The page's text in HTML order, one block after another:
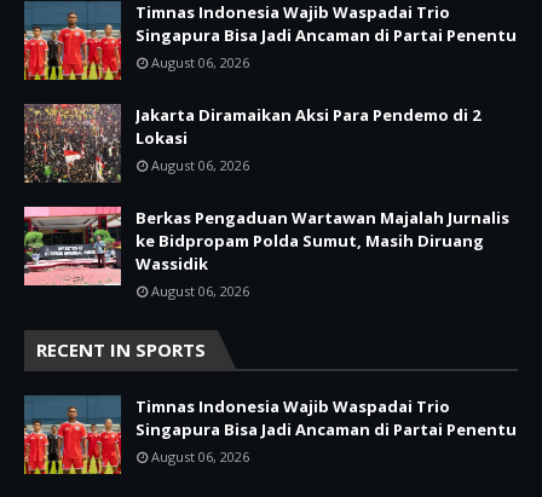
Timnas Indonesia Wajib Waspadai Trio
Singapura Bisa Jadi Ancaman di Partai Penentu
August 06, 2026
Jakarta Diramaikan Aksi Para Pendemo di 2
Lokasi
August 06, 2026
Berkas Pengaduan Wartawan Majalah Jurnalis
ke Bidpropam Polda Sumut, Masih Diruang
Wassidik
August 06, 2026
RECENT IN SPORTS
Timnas Indonesia Wajib Waspadai Trio
Singapura Bisa Jadi Ancaman di Partai Penentu
August 06, 2026